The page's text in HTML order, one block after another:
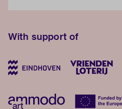
With support of